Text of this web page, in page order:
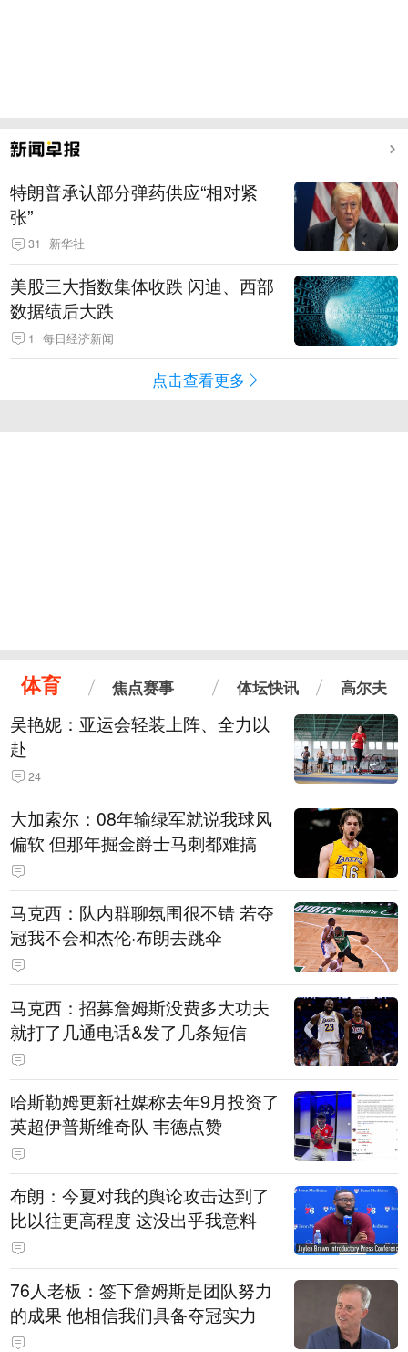
特朗普承认部分弹药供应“相对紧
张”
31 新华社
美股三大指数集体收跌 闪迪、西部
数据绩后大跌
1 每日经济新闻
点击查看更多
体育 焦点赛事 体坛快讯 高尔夫
吴艳妮：亚运会轻装上阵、全力以
赴
24
大加索尔：08年输绿军就说我球风
偏软 但那年掘金爵士马刺都难搞
马克西：队内群聊氛围很不错 若夺
冠我不会和杰伦·布朗去跳伞
马克西：招募詹姆斯没费多大功夫
就打了几通电话&发了几条短信
哈斯勒姆更新社媒称去年9月投资了
英超伊普斯维奇队 韦德点赞
布朗：今夏对我的舆论攻击达到了
比以往更高程度 这没出乎我意料
76人老板：签下詹姆斯是团队努力
的成果 他相信我们具备夺冠实力